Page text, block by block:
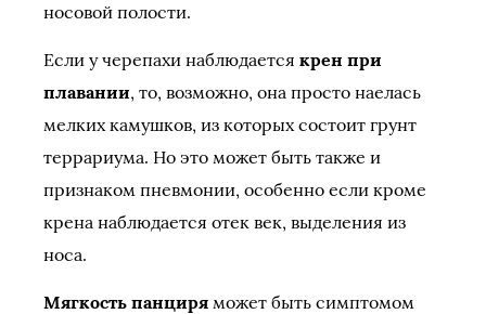
носовой полости.
Если у черепахи наблюдается крен при
плавании, то, возможно, она просто наелась
мелких камушков, из которых состоит грунт
террариума. Но это может быть также и
признаком пневмонии, особенно если кроме
крена наблюдается отек век, выделения из
носа.
Мягкость панциря может быть симптомом